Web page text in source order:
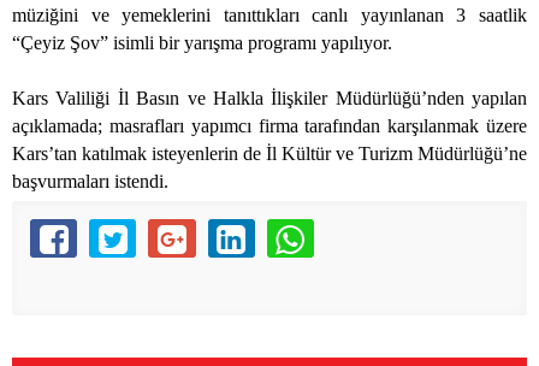
müziğini ve yemeklerini tanıttıkları canlı yayınlanan 3 saatlik
“Çeyiz Şov” isimli bir yarışma programı yapılıyor.
Kars Valiliği İl Basın ve Halkla İlişkiler Müdürlüğü’nden yapılan
açıklamada; masrafları yapımcı firma tarafından karşılanmak üzere
Kars’tan katılmak isteyenlerin de İl Kültür ve Turizm Müdürlüğü’ne
başvurmaları istendi.